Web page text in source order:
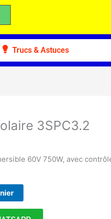
Trucs & Astuces
3SPC3.2
60V 750W, avec